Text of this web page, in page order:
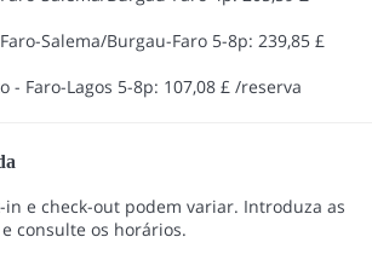
Salema/Burgau-Faro 5-8p: 239,85 £
- Faro-Lagos 5-8p: 107,08 £ /reserva
in e check-out podem variar. Introduza as
consulte os horários.